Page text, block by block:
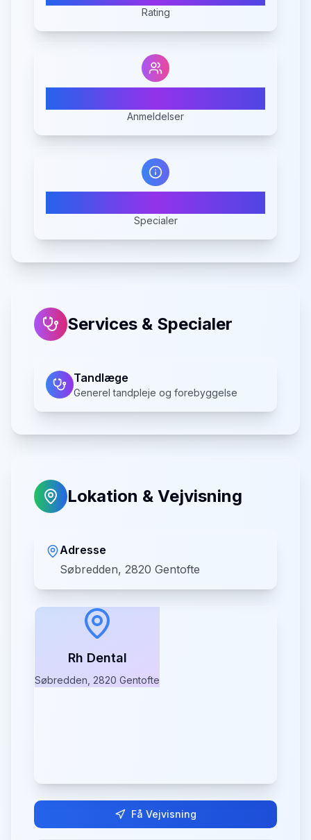
Rating
Anmeldelser
Specialer
Services & Specialer
Tandlæge
Generel tandpleje og forebyggelse
Lokation & Vejvisning
Adresse
Søbredden, 2820 Gentofte
Rh Dental
Søbredden, 2820 Gentofte
Få Vejvisning